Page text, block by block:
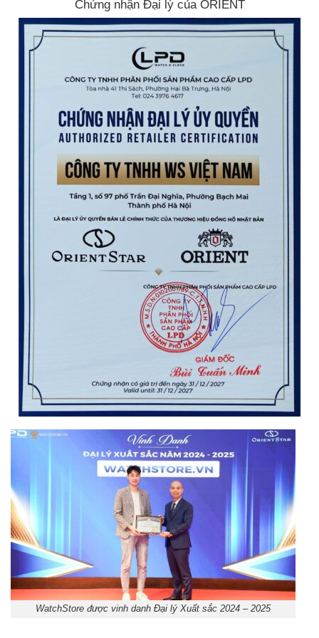
Chứng nhận Đại lý của ORIENT
WatchStore được vinh danh Đại lý Xuất sắc 2024 – 2025